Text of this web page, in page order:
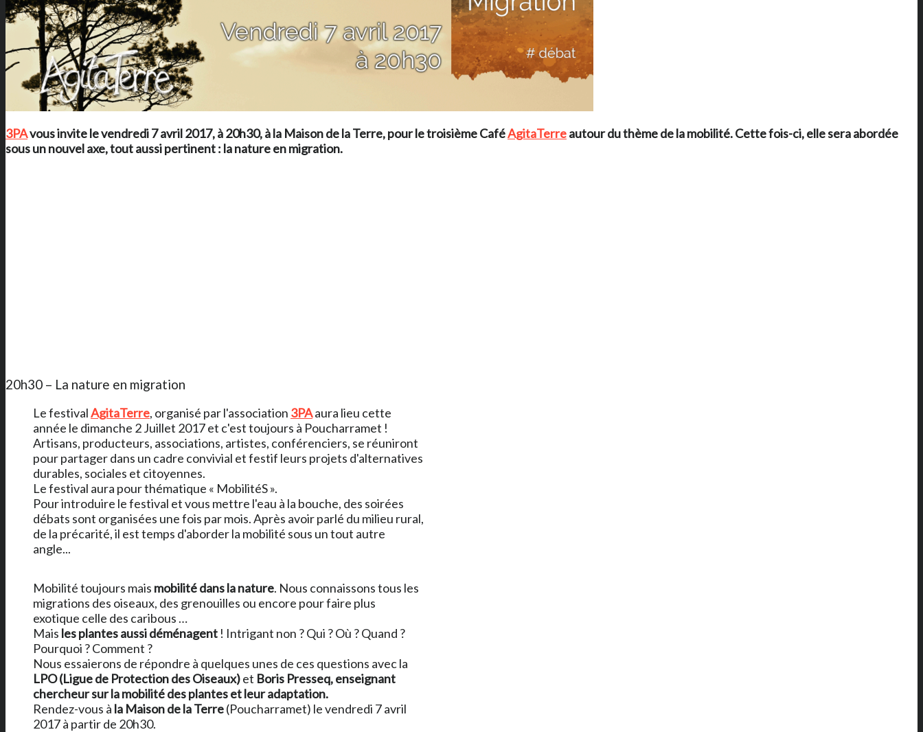
3PAvous invite le vendredi 7 avril 2017, à 20h30, àla Maison de la Terre, pour le troisième CaféAgitaTerreautour du thème de la mobilité. Cette fois-ci, elle sera abordée
sous un nouvel axe, tout aussi pertinent : la nature en migration.
20h30 – La nature en migration
Le festivalAgitaTerre, organisé par l'association 3PAaura lieu cette
année le dimanche 2 Juillet 2017 et c'est toujours à Poucharramet !
Artisans, producteurs, associations, artistes, conférenciers, se réuniront
pour partager dans un cadre convivial et festif leurs projets d'alternatives
durables, sociales et citoyennes.
Le festival aura pour thématique « MobilitéS ».
Pour introduire le festival et vous mettre l'eau à la bouche, des soirées
débats sont organisées une fois par mois. Après avoir parlé du milieu rural,
de la précarité, il est temps d'aborder la mobilité sous un tout autre
angle...
Mobilité toujours mais mobilité dans la nature. Nous connaissons tous les
migrations des oiseaux, des grenouilles ou encore pour faire plus
exotique celle des caribous …
Mais les plantes aussi déménagent ! Intrigant non ? Qui ? Où ? Quand ?
Pourquoi ? Comment ?
Nous essaierons de répondre à quelques unes de ces questions avec la
LPO (Ligue de Protection des Oiseaux)et Boris Presseq, enseignant
chercheur sur la mobilité des plantes et leur adaptation.
Rendez-vous à la Maison de la Terre(Poucharramet) le vendredi 7 avril
2017 à partir de 20h30.